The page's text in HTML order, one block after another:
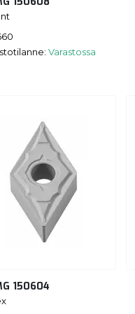
Varastossa
150604